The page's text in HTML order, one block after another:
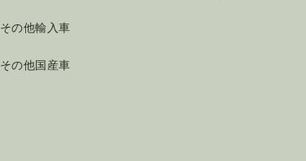
その他輸入車
その他国産車